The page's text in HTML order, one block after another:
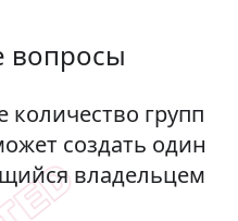
вопросы
групп
создать один
владельцем